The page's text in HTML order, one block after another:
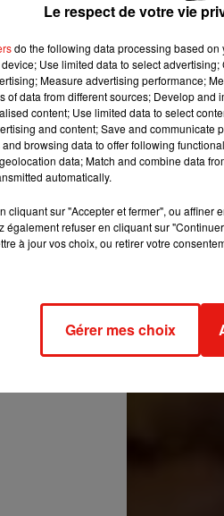
vacaciones en
#taylorswift
#davidguetta
#karolsevilla
le 8 Juil. 2019 à 2
Le respect de votre vie
do the following data processing based
Use limited data to select
Measure advertising performance;
of data from different sources; Develop
content; Use limited data to select
and content; Save and
browsing data to offer following
data; Match and combine data
automatically.
cliquant sur "Accepter et fermer", ou
également refuser en cliquant sur
à jour vos choix, ou retirer votre
Gérer mes choix